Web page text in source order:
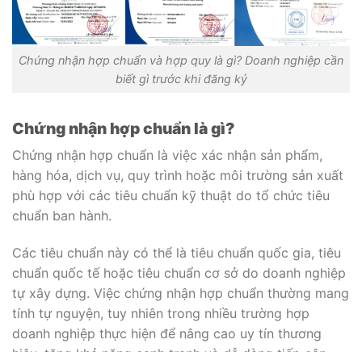
Chứng nhận hợp chuẩn và hợp quy là gì? Doanh nghiệp cần
biết gì trước khi đăng ký
Chứng nhận hợp chuẩn là gì?
Chứng nhận hợp chuẩn là việc xác nhận sản phẩm,
hàng hóa, dịch vụ, quy trình hoặc môi trường sản xuất
phù hợp với các tiêu chuẩn kỹ thuật do tổ chức tiêu
chuẩn ban hành.
Các tiêu chuẩn này có thể là tiêu chuẩn quốc gia, tiêu
chuẩn quốc tế hoặc tiêu chuẩn cơ sở do doanh nghiệp
tự xây dựng. Việc chứng nhận hợp chuẩn thường mang
tính tự nguyện, tuy nhiên trong nhiều trường hợp
doanh nghiệp thực hiện để nâng cao uy tín thương